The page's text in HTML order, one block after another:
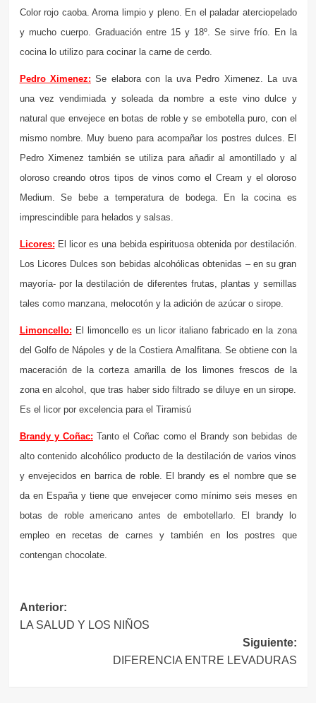
Color rojo caoba. Aroma limpio y pleno. En el paladar aterciopelado
y mucho cuerpo. Graduación entre 15 y 18º. Se sirve frío. En la
cocina lo utilizo para cocinar la carne de cerdo.
Pedro Ximenez: Se elabora con la uva Pedro Ximenez. La uva
una vez vendimiada y soleada da nombre a este vino dulce y
natural que envejece en botas de roble y se embotella puro, con el
mismo nombre. Muy bueno para acompañar los postres dulces. El
Pedro Ximenez también se utiliza para añadir al amontillado y al
oloroso creando otros tipos de vinos como el Cream y el oloroso
Medium. Se bebe a temperatura de bodega. En la cocina es
imprescindible para helados y salsas.
Licores: El licor es una bebida espirituosa obtenida por destilación.
Los Licores Dulces son bebidas alcohólicas obtenidas – en su gran
mayoría- por la destilación de diferentes frutas, plantas y semillas
tales como manzana, melocotón y la adición de azúcar o sirope.
Limoncello: El limoncello es un licor italiano fabricado en la zona
del Golfo de Nápoles y de la Costiera Amalfitana. Se obtiene con la
maceración de la corteza amarilla de los limones frescos de la
zona en alcohol, que tras haber sido filtrado se diluye en un sirope.
Es el licor por excelencia para el Tiramisú
Brandy y Coñac: Tanto el Coñac como el Brandy son bebidas de
alto contenido alcohólico producto de la destilación de varios vinos
y envejecidos en barrica de roble. El brandy es el nombre que se
da en España y tiene que envejecer como mínimo seis meses en
botas de roble americano antes de embotellarlo. El brandy lo
empleo en recetas de carnes y también en los postres que
contengan chocolate.
Navegación
de
Anterior:
LA SALUD Y LOS NIÑOS
Siguiente:
DIFERENCIA ENTRE LEVADURAS